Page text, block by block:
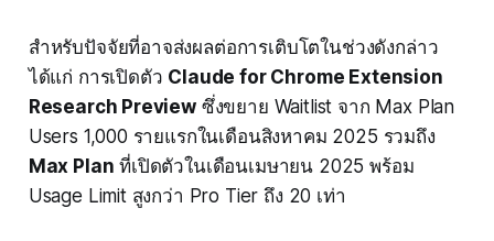
สำหรับปัจจัยที่อาจส่งผลต่อการเติบโตในช่วงดังกล่าว
ได้แก่ การเปิดตัว Claude for Chrome Extension
Research Previewซึ่งขยาย Waitlist จาก Max Plan
Users 1,000 รายแรกในเดือนสิงหาคม 2025 รวมถึง
Max Plan ที่เปิดตัวในเดือนเมษายน 2025 พร้อม
Usage Limit สูงกว่า Pro Tier ถึง 20 เท่า